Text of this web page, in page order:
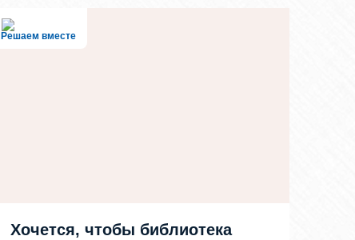
Решаем вместе
Хочется, чтобы библиотека